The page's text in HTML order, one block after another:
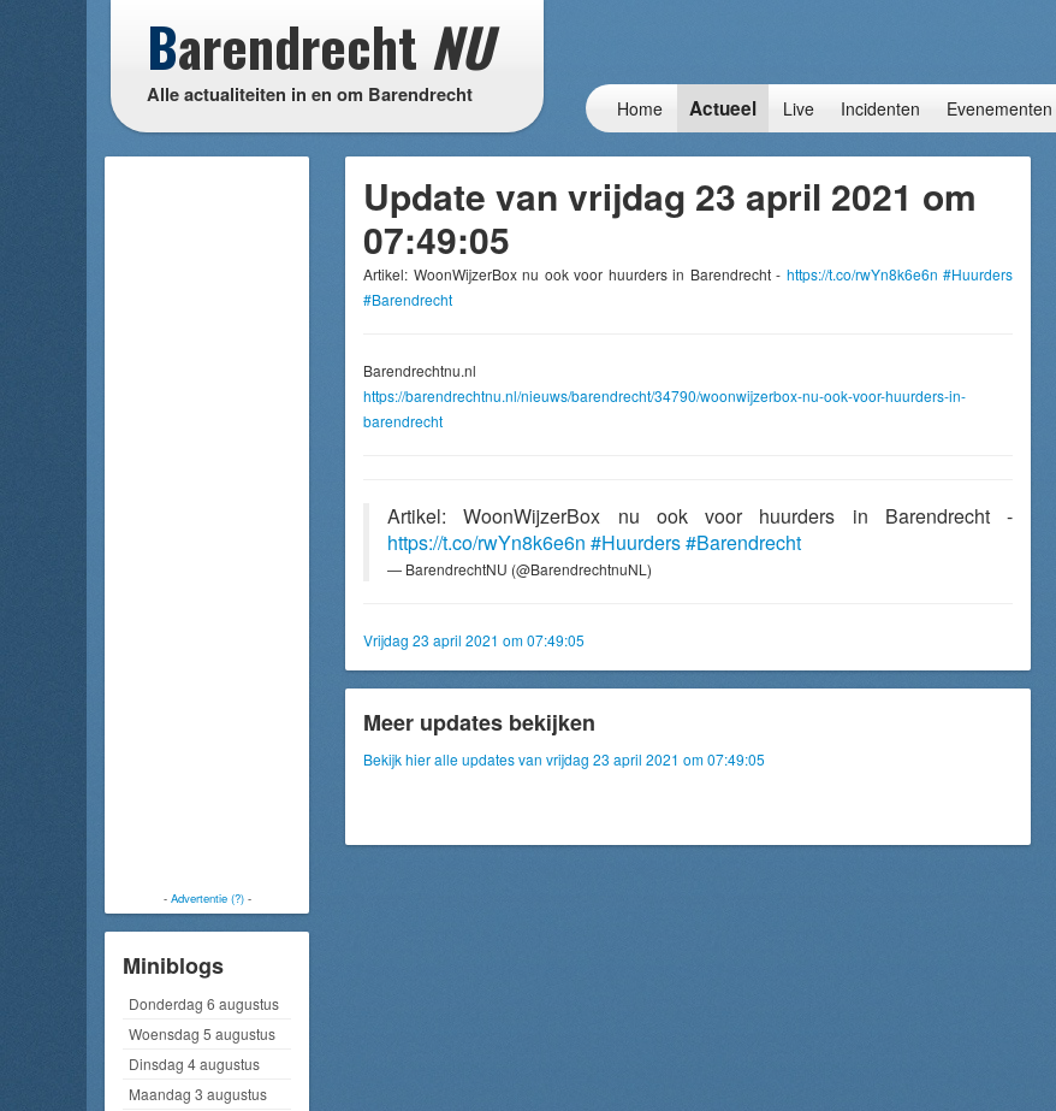
Barendrecht NU
Alle actualiteiten in en om Barendrecht
Home Actueel Live Incidenten Evenementen
- Advertentie (?)-
Miniblogs
Donderdag 6 augustus
Woensdag 5 augustus
Dinsdag 4 augustus
Maandag 3 augustus
Update van vrijdag 23 april 2021 om
07:49:05
Artikel: WoonWijzerBox nu ook voor huurders in Barendrecht - https://t.co/rwYn8k6e6n #Huurders
#Barendrecht
Barendrechtnu.nl
https://barendrechtnu.nl/nieuws/barendrecht/34790/woonwijzerbox-nu-ook-voor-huurders-in-
barendrecht
Artikel: WoonWijzerBox nu ook voor huurders in Barendrecht -
https://t.co/rwYn8k6e6n #Huurders#Barendrecht
— BarendrechtNU (@BarendrechtnuNL)
Vrijdag 23 april 2021 om 07:49:05
Meer updates bekijken
Bekijk hier alle updates van vrijdag 23 april 2021 om 07:49:05